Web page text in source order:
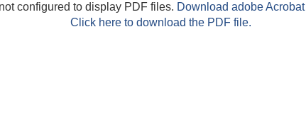
configured to display PDF files. Download adobe Acrobat
Click here to download the PDF file.